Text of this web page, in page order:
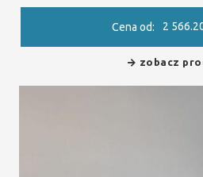
Cena od: 2
zobacz